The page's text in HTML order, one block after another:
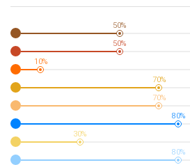
50%
50%
10%
70%
70%
80%
30%
80%